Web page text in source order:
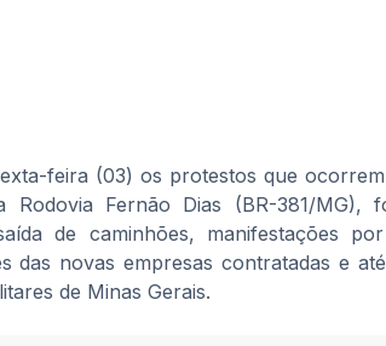
feira (03) os protestos que
Rodovia Fernão Dias (BR-381/MG),
de caminhões, manifestações
das novas empresas contratadas e
de Minas Gerais.